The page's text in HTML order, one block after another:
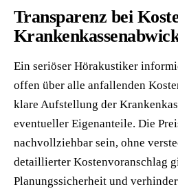
Transparenz bei
Ein seriöser Hörakustiker
offen über alle anfallenden
klare Aufstellung der
eventueller Eigenanteile. Die
nachvollziehbar sein, ohne
detaillierter Kostenvoranschlag
Planungssicherheit und